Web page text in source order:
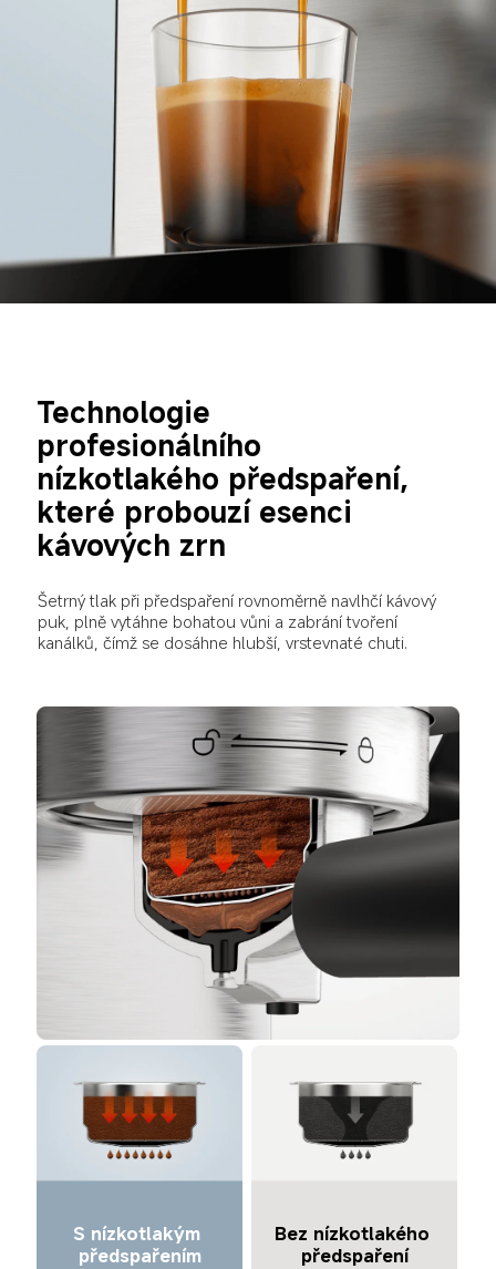
Technologie
profesionálního
nízkotlakého předspaření,
které probouzí esenci
kávových zrn
Šetrný tlak při předspaření rovnoměrně navlhčí kávový
puk, plně vytáhne bohatou vůni a zabrání tvoření
kanálků, čímž se dosáhne hlubší, vrstevnaté chuti.
S nízkotlakým
předspařením
Bez nízkotlakého
předspaření